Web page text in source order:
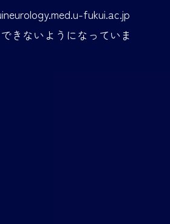
.med.u-fukui.ac.jp
きないようになっていま